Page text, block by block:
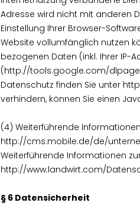
Adresse wird nicht mit anderen
Einstellung Ihrer Browser-
Website vollumfänglich nutzen
bezogenen Daten (inkl. Ihrer IP-
(http://tools.google.com/
Datenschutz finden Sie unter
verhindern, können Sie einen
(4) Weiterführende
http://cms.mobile.de/de/
Weiterführende Informationen
http://www.landwirt.com/
§ 6 Datensicherheit